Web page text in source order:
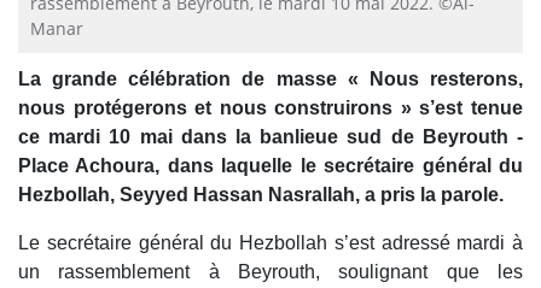
Manar
La grande célébration de masse « Nous resterons,
nous protégerons et nous construirons » s’est tenue
ce mardi 10 mai dans la banlieue sud de Beyrouth -
Place Achoura, dans laquelle le secrétaire général du
Hezbollah, Seyyed Hassan Nasrallah, a pris la parole.
Le secrétaire général du Hezbollah s’est adressé mardi à
un rassemblement à Beyrouth, soulignant que les